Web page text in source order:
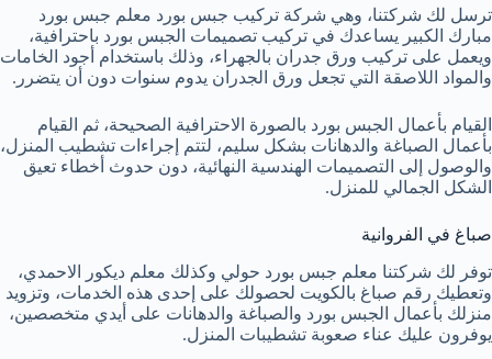
ترسل لك شركتنا، وهي شركة تركيب جبس بورد معلم جبس بورد
مبارك الكبير يساعدك في تركيب تصميمات الجبس بورد باحترافية،
ويعمل على تركيب ورق جدران بالجهراء، وذلك باستخدام أجود الخامات
والمواد اللاصقة التي تجعل ورق الجدران يدوم سنوات دون أن يتضرر.
القيام بأعمال الجبس بورد بالصورة الاحترافية الصحيحة، ثم القيام
بأعمال الصباغة والدهانات بشكل سليم، لتتم إجراءات تشطيب المنزل،
والوصول إلى التصميمات الهندسية النهائية، دون حدوث أخطاء تعيق
الشكل الجمالي للمنزل.
صباغ في الفروانية
توفر لك شركتنا معلم جبس بورد حولي وكذلك معلم ديكور الاحمدي،
وتعطيك رقم صباغ بالكويت لحصولك على إحدى هذه الخدمات، وتزويد
منزلك بأعمال الجبس بورد والصباغة والدهانات على أيدي متخصصين،
يوفرون عليك عناء صعوبة تشطيبات المنزل.